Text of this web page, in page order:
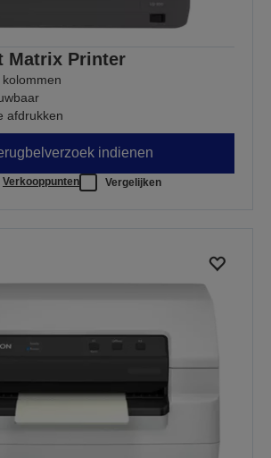
Matrix Printer
afdrukken
indienen
Verkooppunten Vergelijken